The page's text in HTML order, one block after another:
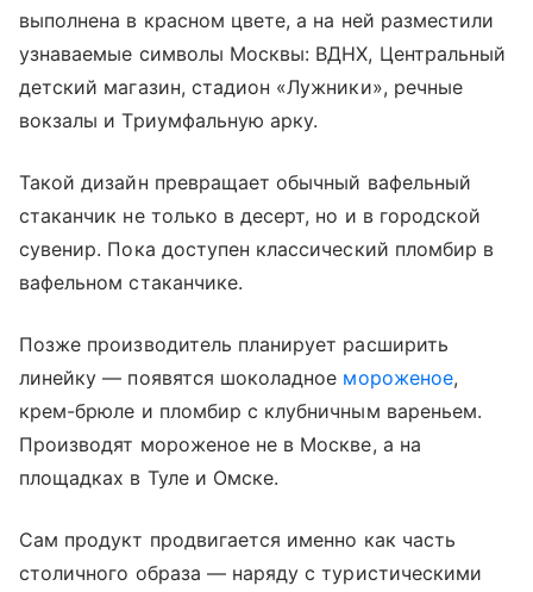
выполнена в красном цвете, а на ней разместили
узнаваемые символы Москвы: ВДНХ, Центральный
детский магазин, стадион «Лужники», речные
вокзалы и Триумфальную арку.
Такой дизайн превращает обычный вафельный
стаканчик не только в десерт, но и в городской
сувенир. Пока доступен классический пломбир в
вафельном стаканчике.
Позже производитель планирует расширить
линейку — появятся шоколадное мороженое,
крем-брюле и пломбир с клубничным вареньем.
Производят мороженое не в Москве, а на
площадках в Туле и Омске.
Сам продукт продвигается именно как часть
столичного образа — наряду с туристическими